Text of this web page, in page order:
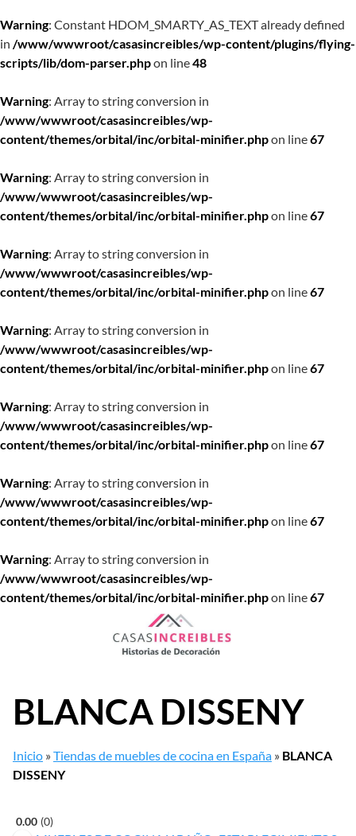
Warning: Constant HDOM_SMARTY_AS_TEXT already defined
in /www/wwwroot/casasincreibles/wp-content/plugins/flying-
scripts/lib/dom-parser.phpon line48
Warning: Array to string conversion in
/www/wwwroot/casasincreibles/wp-
content/themes/orbital/inc/orbital-minifier.phpon line67
Warning: Array to string conversion in
/www/wwwroot/casasincreibles/wp-
content/themes/orbital/inc/orbital-minifier.phpon line67
Warning: Array to string conversion in
/www/wwwroot/casasincreibles/wp-
content/themes/orbital/inc/orbital-minifier.phpon line67
Warning: Array to string conversion in
/www/wwwroot/casasincreibles/wp-
content/themes/orbital/inc/orbital-minifier.phpon line67
Warning: Array to string conversion in
/www/wwwroot/casasincreibles/wp-
content/themes/orbital/inc/orbital-minifier.phpon line67
Warning: Array to string conversion in
/www/wwwroot/casasincreibles/wp-
content/themes/orbital/inc/orbital-minifier.phpon line67
Warning: Array to string conversion in
/www/wwwroot/casasincreibles/wp-
content/themes/orbital/inc/orbital-minifier.phpon line67
BLANCA DISSENY
Inicio »Tiendas de muebles de cocina en España » BLANCA
DISSENY
0.00 0